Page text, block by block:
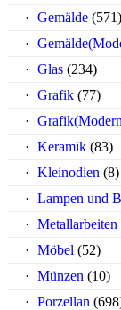
Gemälde (571)
Glas (234)
Grafik (77)
Keramik (83)
Kleinodien (8)
Lampen und
Metallarbeiten
Möbel (52)
Münzen (10)
Porzellan